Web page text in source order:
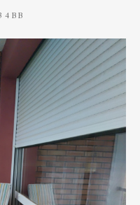
PAR
Nouveautés